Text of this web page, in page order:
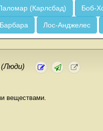
(Карлсбад) Боб-
Лос-Анджелес
(Люди)
веществами.